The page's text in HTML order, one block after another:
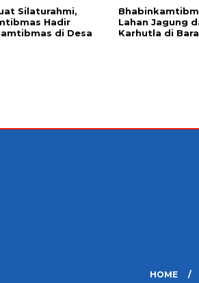
Silaturahmi,
Hadir
di Desa
Lahan Jagung
Karhutla di
HOME